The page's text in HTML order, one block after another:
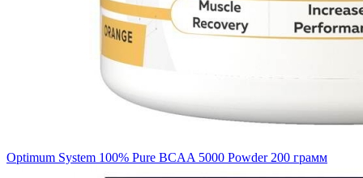
Optimum System 100% Pure BCAA 5000 Powder 200 грамм